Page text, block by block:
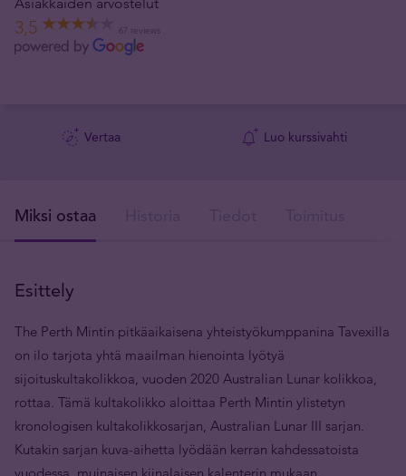
3,5 67 reviews
Vertaa Luo kurssivahti
Miksi ostaa
Esittely
The Perth Mintin pitkäaikaisena yhteistyökumppanina Tavexilla
on ilo tarjota yhtä maailman hienointa lyötyä
sijoituskultakolikkoa, vuoden 2020 Australian Lunar kolikkoa,
rottaa. Tämä kultakolikko aloittaa Perth Mintin ylistetyn
kronologisen kultakolikkosarjan, Australian Lunar III sarjan.
Kutakin sarjan kuva-aihetta lyödään kerran kahdessatoista